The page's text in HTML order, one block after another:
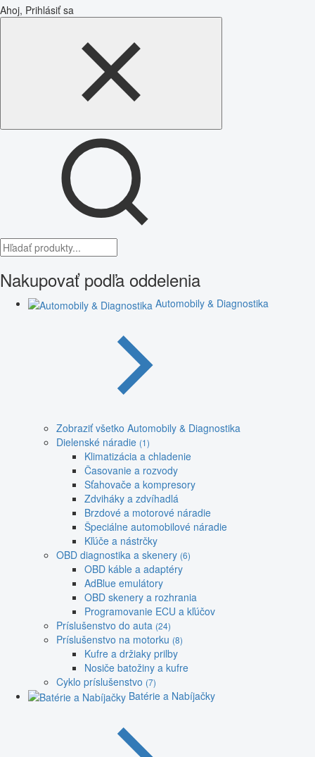
Ahoj, Prihlásiť sa
Nakupovať podľa oddelenia
Automobily & Diagnostika
Zobraziť všetko Automobily & Diagnostika
Dielenské náradie (1)
Klimatizácia a chladenie
Časovanie a rozvody
Sťahovače a kompresory
Zdviháky a zdvíhadlá
Brzdové a motorové náradie
Špeciálne automobilové náradie
Kľúče a nástrčky
OBD diagnostika a skenery (6)
OBD káble a adaptéry
AdBlue emulátory
OBD skenery a rozhrania
Programovanie ECU a kľúčov
Príslušenstvo do auta (24)
Príslušenstvo na motorku (8)
Kufre a držiaky prilby
Nosiče batožiny a kufre
Cyklo príslušenstvo (7)
Batérie a Nabíjačky